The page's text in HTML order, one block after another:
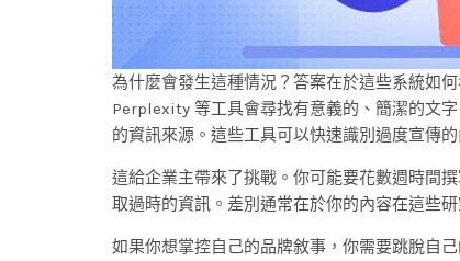
為什麼會發生這種情況？答案在於這些系統如
Perplexity 等工具會尋找有意義的、簡潔的文
的資訊來源。這些工具可以快速識別過度宣傳的
這給企業主帶來了挑戰。你可能要花數週時間
取過時的資訊。差別通常在於你的內容在這些
如果你想掌控自己的品牌敘事，你需要跳脫自